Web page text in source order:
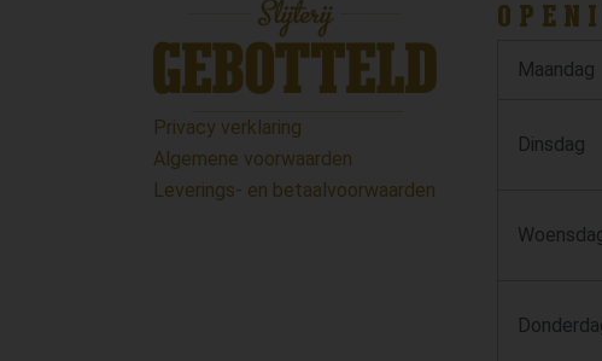
Privacy verklaring
Algemene voorwaarden
Leverings- en betaalvoorwaarden
Maandag
Dinsdag